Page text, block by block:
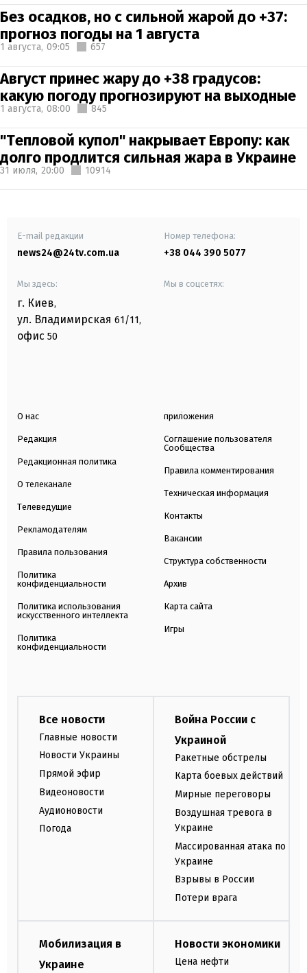
Без осадков, но с сильной жарой до +37:
прогноз погоды на 1 августа
1 августа, 09:05 657
Август принес жару до +38 градусов:
какую погоду прогнозируют на выходные
1 августа, 08:00 845
"Тепловой купол" накрывает Европу: как
долго продлится сильная жара в Украине
31 июля, 20:00 10914
E-mail редакции
news24@24tv.com.ua
Номер телефона:
+38 044 390 5077
Мы здесь:
г. Киев,
ул. Владимирская 61/11,
офис 50
Мы в соцсетях:
О нас
Редакция
Редакционная политика
О телеканале
Телеведущие
Рекламодателям
Правила пользования
Политика
конфиденциальности
Политика использования
искусственного интеллекта
Политика
конфиденциальности
приложения
Соглашение пользователя
Сообщества
Правила комментирования
Техническая информация
Контакты
Вакансии
Структура собственности
Архив
Карта сайта
Игры
Все новости
Главные новости
Новости Украины
Прямой эфир
Видеоновости
Аудионовости
Погода
Война России с
Украиной
Ракетные обстрелы
Карта боевых действий
Мирные переговоры
Воздушная тревога в
Украине
Массированная атака по
Украине
Взрывы в России
Потери врага
Мобилизация в
Украине
Новости экономики
Цена нефти